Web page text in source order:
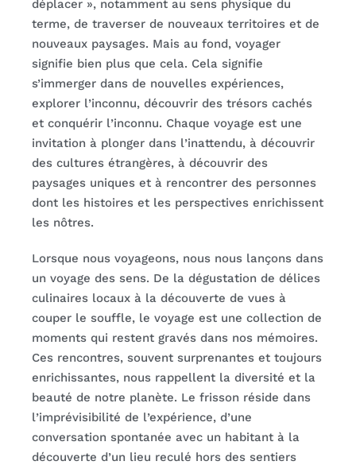
déplacer », notamment au sens physique du
terme, de traverser de nouveaux territoires et de
nouveaux paysages. Mais au fond, voyager
signifie bien plus que cela. Cela signifie
s’immerger dans de nouvelles expériences,
explorer l’inconnu, découvrir des trésors cachés
et conquérir l’inconnu. Chaque voyage est une
invitation à plonger dans l’inattendu, à découvrir
des cultures étrangères, à découvrir des
paysages uniques et à rencontrer des personnes
dont les histoires et les perspectives enrichissent
les nôtres.
Lorsque nous voyageons, nous nous lançons dans
un voyage des sens. De la dégustation de délices
culinaires locaux à la découverte de vues à
couper le souffle, le voyage est une collection de
moments qui restent gravés dans nos mémoires.
Ces rencontres, souvent surprenantes et toujours
enrichissantes, nous rappellent la diversité et la
beauté de notre planète. Le frisson réside dans
l’imprévisibilité de l’expérience, d’une
conversation spontanée avec un habitant à la
découverte d’un lieu reculé hors des sentiers